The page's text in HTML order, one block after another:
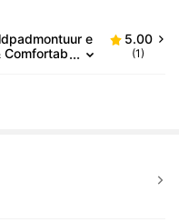
e
Comfortab
5.00
(1)